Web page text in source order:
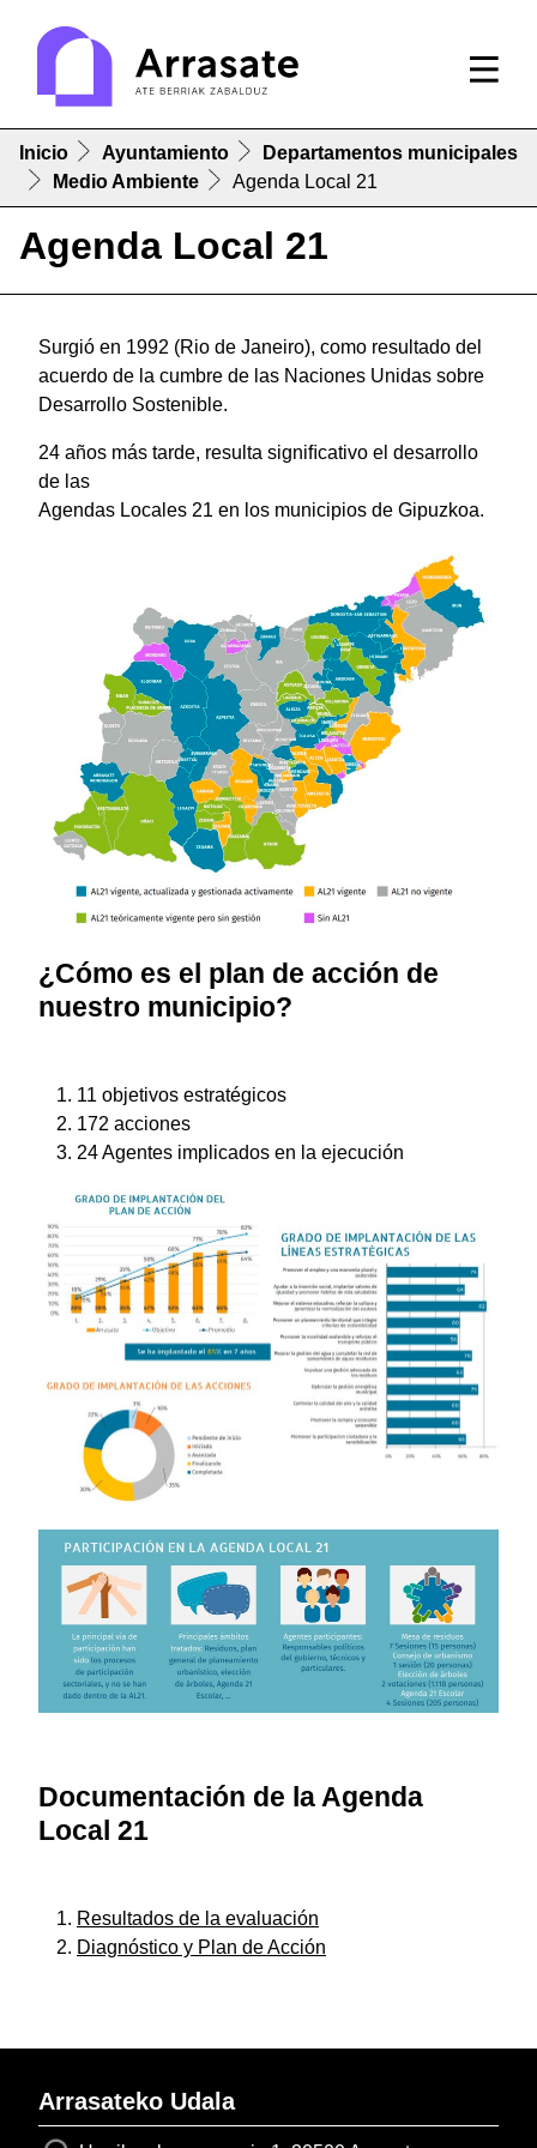
Inicio Ayuntamiento
Departamentos municipales
Medio Ambiente
Agenda Local 21
Agenda Local 21
Surgió en 1992 (Rio de Janeiro), como resultado del
acuerdo de la cumbre de las Naciones Unidas sobre
Desarrollo Sostenible.
24 años más tarde, resulta signiﬁcativo el desarrollo
de las
Agendas Locales 21 en los municipios de Gipuzkoa.
¿Cómo es el plan de acción de
nuestro municipio?
11 objetivos estratégicos
172 acciones
24 Agentes implicados en la ejecución
Documentación de la Agenda
Local 21
Resultados de la evaluación
Diagnóstico y Plan de Acción
Arrasateko Udala